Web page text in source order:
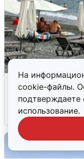
На
cookie-файлы.
подтверждаете
использование.
Жители и
об атаке
5 августа 0